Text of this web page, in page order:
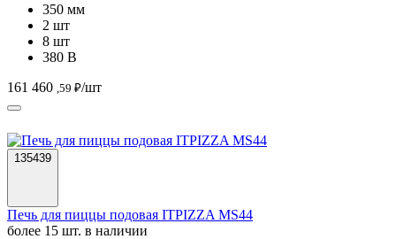
350 мм
2 шт
8 шт
380 В
161 460 ,59 ₽/шт
135439
Печь для пиццы подовая ITPIZZA MS44
более 15 шт. в наличии